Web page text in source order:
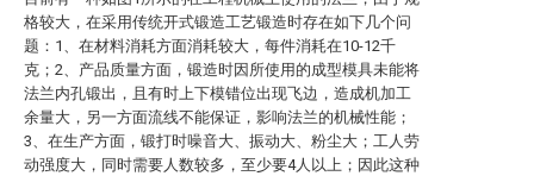
格较大，在采用传统开式锻造工艺锻造时存在如下几个问
题：1、在材料消耗方面消耗较大，每件消耗在10-12千
克；2、产品质量方面，锻造时因所使用的成型模具未能将
法兰内孔锻出，且有时上下模错位出现飞边，造成机加工
余量大，另一方面流线不能保证，影响法兰的机械性能；
3、在生产方面，锻打时噪音大、振动大、粉尘大；工人劳
动强度大，同时需要人数较多，至少要4人以上；因此这种